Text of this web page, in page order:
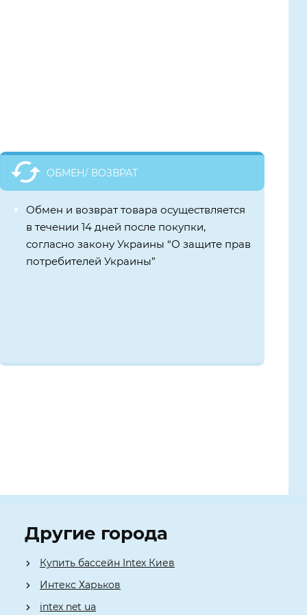
ОБМЕН/ ВОЗВРАТ
Обмен и возврат товара осуществляется
в течении 14 дней после покупки,
согласно закону Украины “О защите прав
потребителей Украины”
Другие города
Купить бассейн Intex Киев
Интекс Харьков
intex net ua